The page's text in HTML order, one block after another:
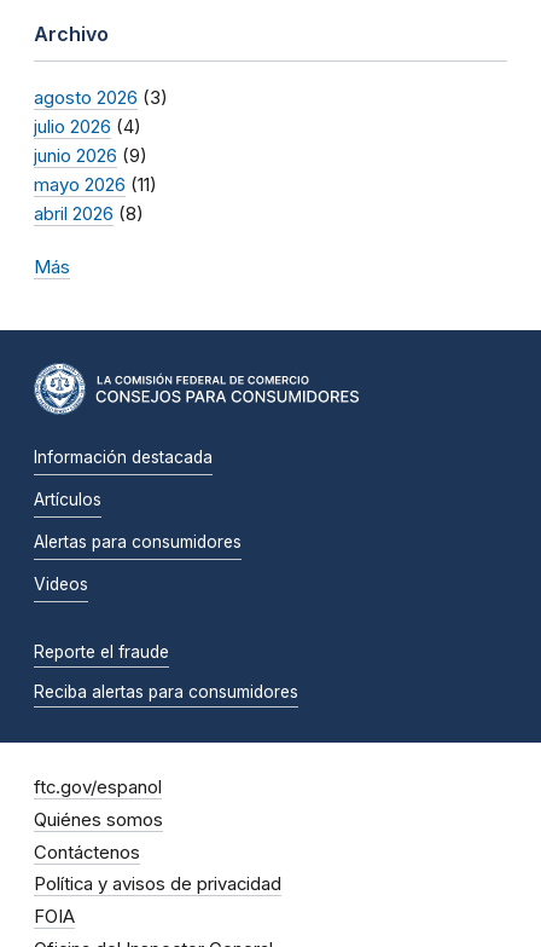
Archivo
agosto 2026 (3)
julio 2026 (4)
junio 2026 (9)
mayo 2026 (11)
abril 2026 (8)
Más
Información destacada
Artículos
Alertas para consumidores
Videos
Reporte el fraude
Reciba alertas para consumidores
ftc.gov/espanol
Quiénes somos
Contáctenos
Política y avisos de privacidad
FOIA